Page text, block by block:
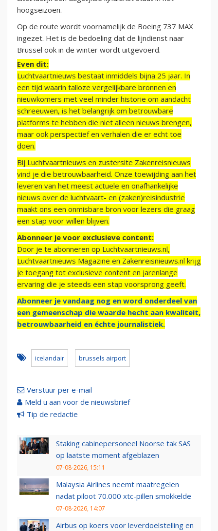
hoogseizoen.
Op de route wordt voornamelijk de Boeing 737 MAX
ingezet. Het is de bedoeling dat de lijndienst naar
Brussel ook in de winter wordt uitgevoerd.
Even dit:
Luchtvaartnieuws bestaat inmiddels bijna 25 jaar. In
een tijd waarin talloze vergelijkbare bronnen en
nieuwkomers met veel minder historie om aandacht
schreeuwen, is het belangrijk om betrouwbare
platforms te hebben die niet alleen nieuws brengen,
maar ook perspectief en verhalen die er echt toe
doen.
Bij Luchtvaartnieuws en zustersite Zakenreisnieuws
vind je die betrouwbaarheid. Onze toewijding aan het
leveren van het meest actuele en onafhankelijke
nieuws over de luchtvaart- en (zaken)reisindustrie
maakt ons een onmisbare bron voor lezers die graag
een stap voor willen blijven.
Abonneer je voor exclusieve content:
Door je te abonneren op Luchtvaartnieuws.nl,
Luchtvaartnieuws Magazine en Zakenreisnieuws.nl krijg
je toegang tot exclusieve content en jarenlange
ervaring die je steeds een stap voorsprong geeft.
Abonneer je vandaag nog en word onderdeel van
een gemeenschap die waarde hecht aan kwaliteit,
betrouwbaarheid en échte journalistiek.
icelandair brussels airport
Verstuur per e-mail
Meld u aan voor de nieuwsbrief
Tip de redactie
Staking cabinepersoneel Noorse tak SAS
op laatste moment afgeblazen
07-08-2026, 15:11
Malaysia Airlines neemt maatregelen
nadat piloot 70.000 xtc-pillen smokkelde
07-08-2026, 14:07
Airbus op koers voor leverdoelstelling en